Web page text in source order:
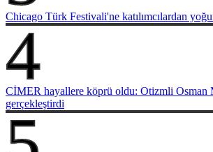
Chicago Türk Festivali'ne katılımcılardan
4
CİMER hayallere köprü oldu: Otizmli Osman
gerçekleştirdi